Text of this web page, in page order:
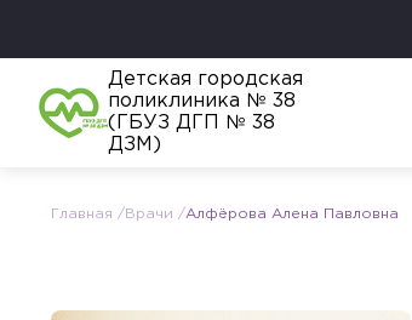
Детская городская
поликлиника № 38
(ГБУЗ ДГП № 38
ДЗМ)
Главная Врачи Алфёрова Алена Павловна